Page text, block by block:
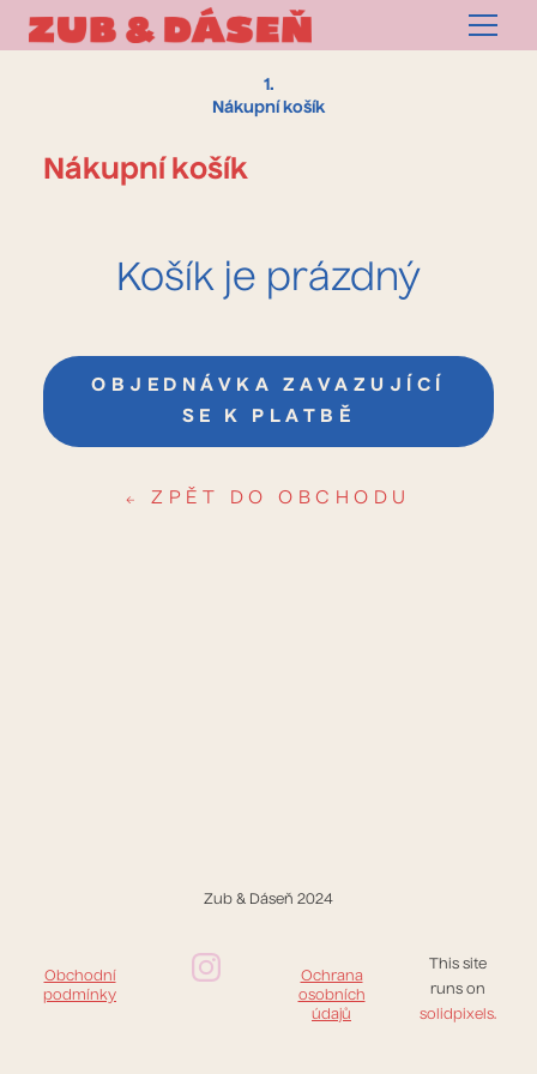
Menu
1.
Nákupní košík
Nákupní košík
Košík je prázdný
OBJEDNÁVKA ZAVAZUJÍCÍ
SE K PLATBĚ
← ZPĚT DO OBCHODU
Zub & Dáseň 2024
Obchodní
podmínky
Ochrana
osobních
údajů
This site
runs on
solidpixels.